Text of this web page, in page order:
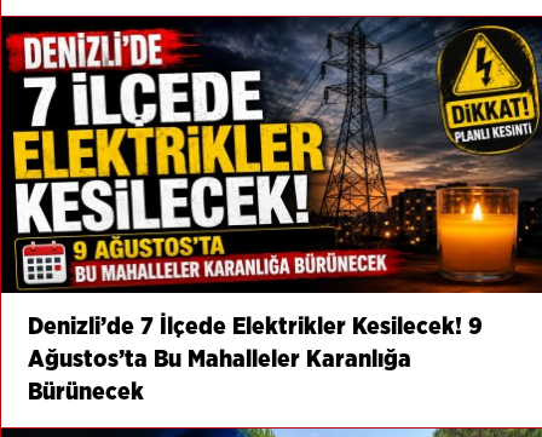
Denizli’de 7 İlçede Elektrikler Kesilecek! 9
Ağustos’ta Bu Mahalleler Karanlığa
Bürünecek